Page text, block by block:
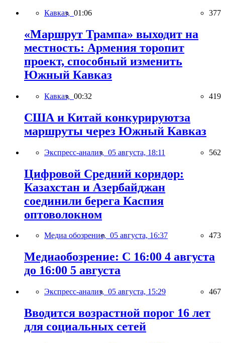
Кавказ, 01:06 377
«Маршрут Трампа» выходит на
местность: Армения торопит
проект, способный изменить
Южный Кавказ
Кавказ, 00:32 419
США и Китай конкурируютза
маршруты через Южный Кавказ
Экспресс-анализ, 05 августа, 18:11 562
Цифровой Средний коридор:
Казахстан и Азербайджан
соединили берега Каспия
оптоволокном
Медиа обозрение, 05 августа, 16:37 473
Медиаобозрение: С 16:00 4 августа
до 16:00 5 августа
Экспресс-анализ, 05 августа, 15:29 467
Вводится возрастной порог 16 лет
для социальных сетей